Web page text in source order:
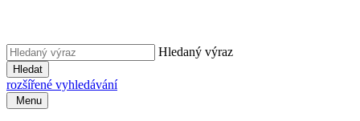
Hledaný výraz
Hledat
rozšířené vyhledávání
Menu